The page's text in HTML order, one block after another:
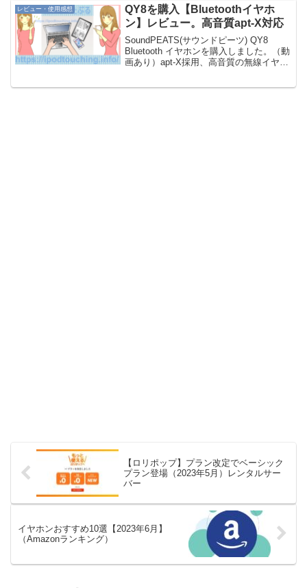
大事だと思う部分に線を引くこと。...
レビュー・使用感想
QY8を購入【Bluetoothイヤホ
ン】レビュー。高音質apt-X対応
SoundPEATS(サウンドピーツ) QY8
Bluetooth イヤホンを購入しました。（動
画あり）apt-X採用、高音質の無線イヤホ
【ロリポップ】プラン改定でベーシック
プラン登場（2023年5月）レンタルサー
バー
イヤホンおすすめ10選【2023年6月】
（Amazonランキング）